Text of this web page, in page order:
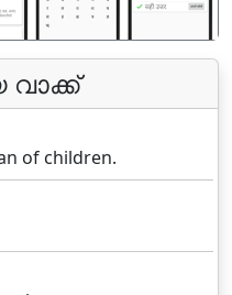
വാക്ക്
of children.